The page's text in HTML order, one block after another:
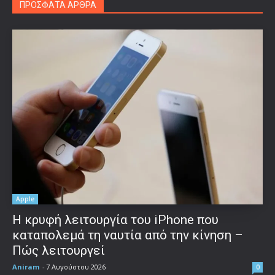
ΠΡΟΣΦΑΤΑ ΑΡΘΡΑ
Apple
Η κρυφή λειτουργία του iPhone που
καταπολεμά τη ναυτία από την κίνηση –
Πώς λειτουργεί
Aniram - 7 Αυγούστου 2026 0